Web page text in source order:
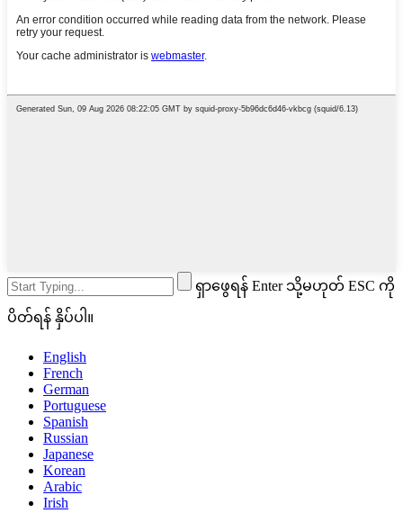
ရှာဖွေရန် Enter သို့မဟုတ် ESC ကို
ပိတ်ရန် နှိပ်ပါ။
English
French
German
Portuguese
Spanish
Russian
Japanese
Korean
Arabic
Irish